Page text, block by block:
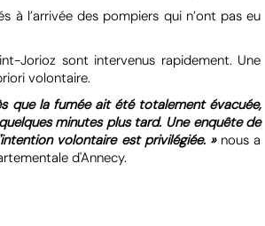
à l’arrivée des pompiers qui n’ont pas eu
Jorioz sont intervenus rapidement. Une
volontaire.
que la fumée ait été totalement évacuée,
minutes plus tard. Une enquête de
volontaire est privilégiée. » nous a
d'Annecy.